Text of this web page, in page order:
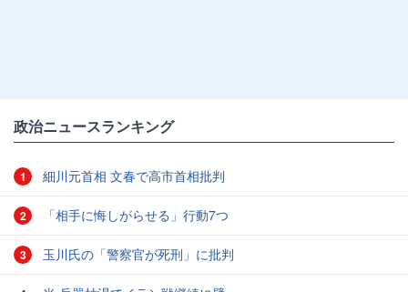
政治ニュースランキング
1 細川元首相 文春で高市首相批判
2 「相手に悔しがらせる」行動7つ
3 玉川氏の「警察官が死刑」に批判